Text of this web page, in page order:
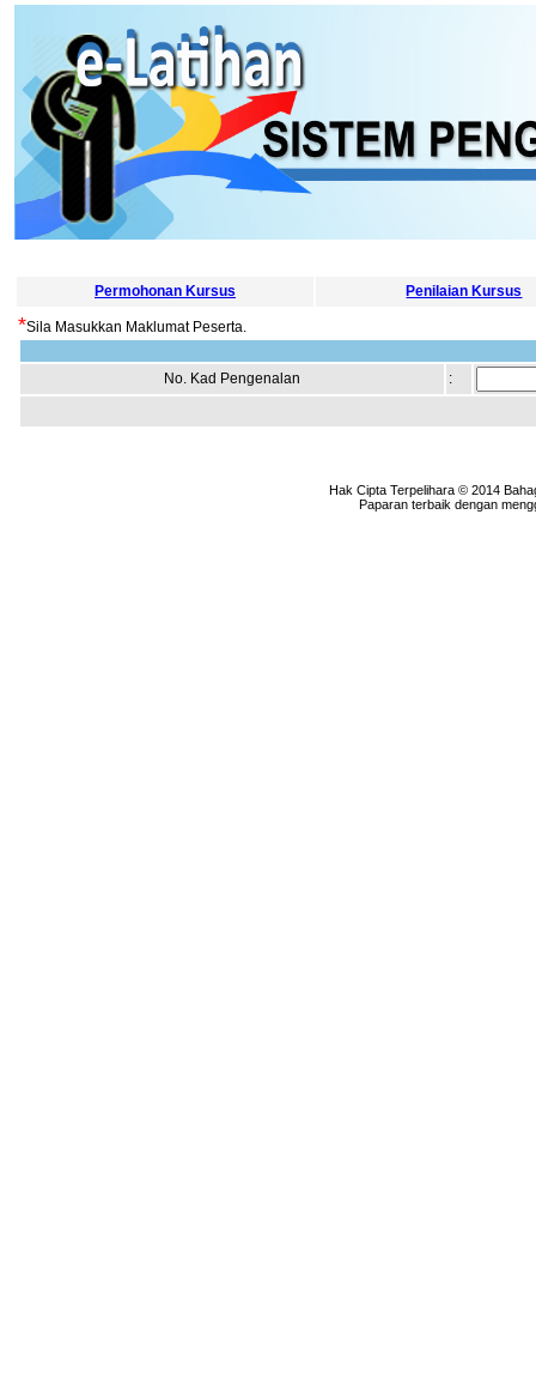
Permohonan Kursus Penilaian Kursus
*Sila Masukkan Maklumat Peserta.
No. Kad Pengenalan :
Hak Cipta Terpelihara © 2014
Paparan terbaik dengan